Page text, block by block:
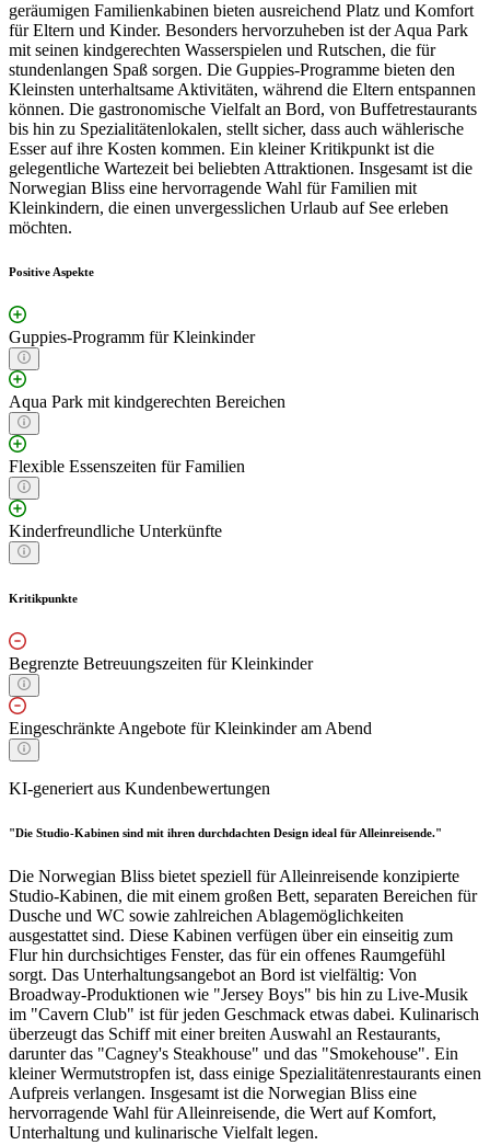
geräumigen Familienkabinen bieten ausreichend Platz und Komfort
für Eltern und Kinder. Besonders hervorzuheben ist der Aqua Park
mit seinen kindgerechten Wasserspielen und Rutschen, die für
stundenlangen Spaß sorgen. Die Guppies-Programme bieten den
Kleinsten unterhaltsame Aktivitäten, während die Eltern entspannen
können. Die gastronomische Vielfalt an Bord, von Buffetrestaurants
bis hin zu Spezialitätenlokalen, stellt sicher, dass auch wählerische
Esser auf ihre Kosten kommen. Ein kleiner Kritikpunkt ist die
gelegentliche Wartezeit bei beliebten Attraktionen. Insgesamt ist die
Norwegian Bliss eine hervorragende Wahl für Familien mit
Kleinkindern, die einen unvergesslichen Urlaub auf See erleben
möchten.
Positive Aspekte
Guppies-Programm für Kleinkinder
Aqua Park mit kindgerechten Bereichen
Flexible Essenszeiten für Familien
Kinderfreundliche Unterkünfte
Kritikpunkte
Begrenzte Betreuungszeiten für Kleinkinder
Eingeschränkte Angebote für Kleinkinder am Abend
KI-generiert aus Kundenbewertungen
"Die Studio-Kabinen sind mit ihren durchdachten Design ideal für Alleinreisende."
Die Norwegian Bliss bietet speziell für Alleinreisende konzipierte
Studio-Kabinen, die mit einem großen Bett, separaten Bereichen für
Dusche und WC sowie zahlreichen Ablagemöglichkeiten
ausgestattet sind. Diese Kabinen verfügen über ein einseitig zum
Flur hin durchsichtiges Fenster, das für ein offenes Raumgefühl
sorgt. Das Unterhaltungsangebot an Bord ist vielfältig: Von
Broadway-Produktionen wie "Jersey Boys" bis hin zu Live-Musik
im "Cavern Club" ist für jeden Geschmack etwas dabei. Kulinarisch
überzeugt das Schiff mit einer breiten Auswahl an Restaurants,
darunter das "Cagney's Steakhouse" und das "Smokehouse". Ein
kleiner Wermutstropfen ist, dass einige Spezialitätenrestaurants einen
Aufpreis verlangen. Insgesamt ist die Norwegian Bliss eine
hervorragende Wahl für Alleinreisende, die Wert auf Komfort,
Unterhaltung und kulinarische Vielfalt legen.